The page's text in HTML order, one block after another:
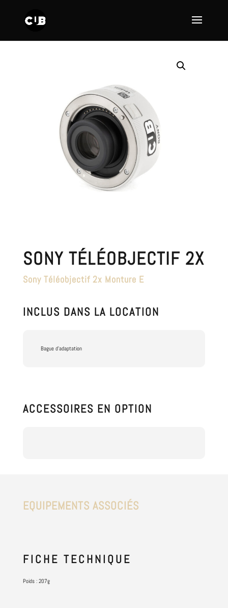
SONY TÉLÉOBJECTIF 2X
Sony Téléobjectif 2x Monture E
INCLUS DANS LA LOCATION
Bague d'adaptation
ACCESSOIRES EN OPTION
EQUIPEMENTS ASSOCIÉS
FICHE TECHNIQUE
Poids : 207g